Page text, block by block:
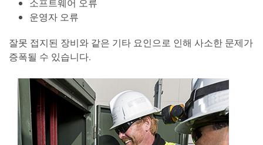
소프트웨어 오류
운영자 오류
잘못 접지된 장비와 같은 기타 요인으로 인해 사소한 문제가
증폭될 수 있습니다.